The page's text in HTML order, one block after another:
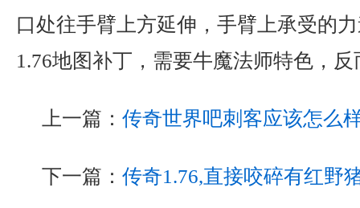
口处往手臂上方延伸，手臂上承受的
1.76地图补丁，需要牛魔法师特色，
上一篇： 传奇世界吧刺客应该怎么
下一篇： 传奇1.76,直接咬碎有红野